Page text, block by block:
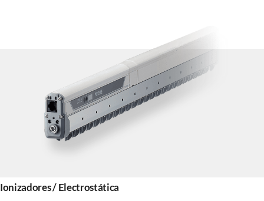
Ionizadores / Electrostática